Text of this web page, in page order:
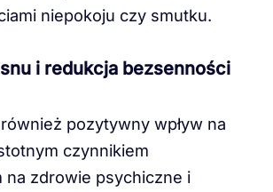
niepokoju czy smutku.
i redukcja bezsenności
również pozytywny wpływ na
czynnikiem
na zdrowie psychiczne i